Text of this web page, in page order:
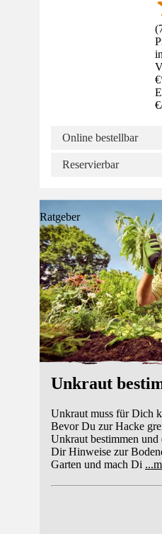
(
€
€
Online bestellbar
Reservierbar
Ratgeber
Unkraut
Unkraut muss für Dich
Bevor Du zur Hacke
Unkraut bestimmen und
Dir Hinweise zur
Garten und mach Di ...